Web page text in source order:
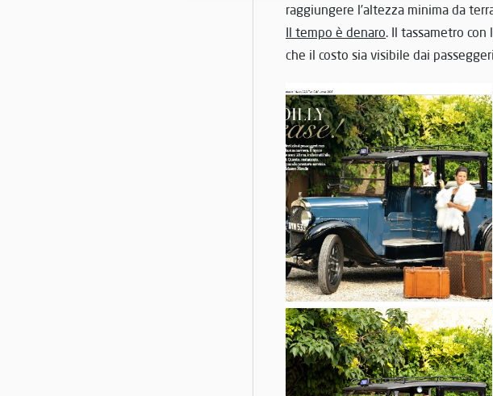
raggiungere l’altezza minima da
Il tempo è denaro. Il tassametro
che il costo sia visibile dai passeggeri